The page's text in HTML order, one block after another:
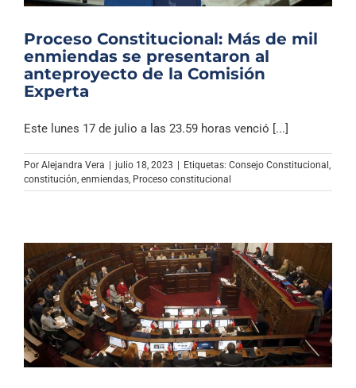
Proceso Constitucional: Más de mil
enmiendas se presentaron al
anteproyecto de la Comisión
Experta
Este lunes 17 de julio a las 23.59 horas venció [...]
Por Alejandra Vera | julio 18, 2023 | Etiquetas: Consejo Constitucional
constitución enmiendas Proceso constitucional